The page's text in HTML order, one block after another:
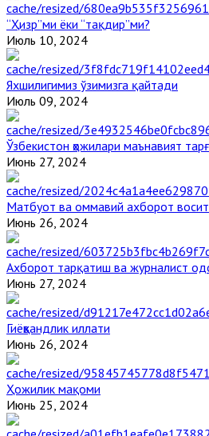
“Ҳизр”ми ёки “тақдир”ми?
Июль 10, 2024
Яхшилигимиз ўзимизга қайтади
Июль 09, 2024
Ўзбекистон ҳожилари маънавият
Июнь 27, 2024
Матбуот ва оммавий ахборот
Июнь 26, 2024
Ахборот тарқатиш ва журналист
Июнь 27, 2024
Гиёҳвандлик иллати
Июнь 26, 2024
Ҳожилик мақоми
Июнь 25, 2024